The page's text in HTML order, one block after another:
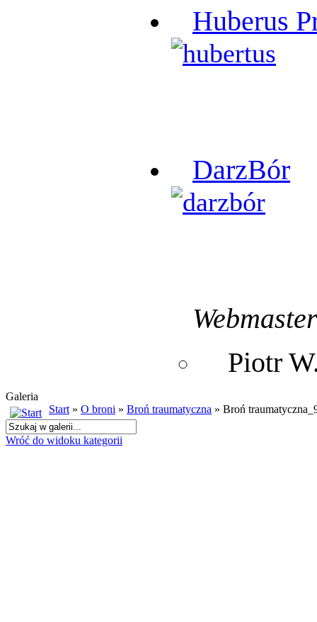
Huberus
DarzBór
Piotr
Galeria
Start » O broni » Broń traumatyczna » Broń
Wróć do widoku kategorii